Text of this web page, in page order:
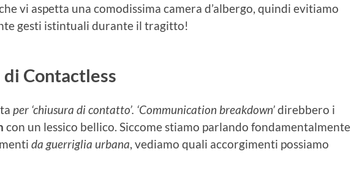
vi aspetta una comodissima camera d’albergo, quindi evitiamo
gesti istintuali durante il tragitto!
Contactless
per ‘chiusura di contatto’. ‘Communication breakdown’direbbero i
con un lessico bellico. Siccome stiamo parlando fondamentalmente
da guerriglia urbana, vediamo quali accorgimenti possiamo